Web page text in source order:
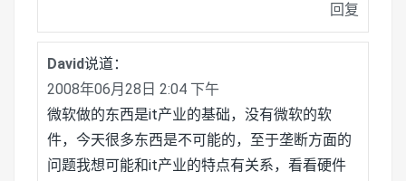
回复
David说道：
2008年06月28日 2:04 下午
微软做的东西是it产业的基础，没有微软的软
件，今天很多东西是不可能的，至于垄断方面的
问题我想可能和it产业的特点有关系，看看硬件